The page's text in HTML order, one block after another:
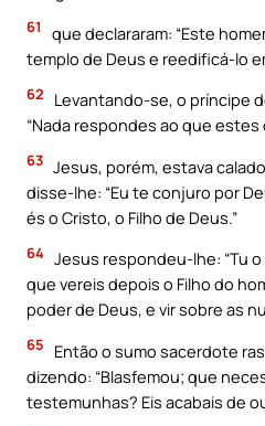
61
que declararam: “Este
templo de Deus e reedificá-lo
62
Levantando-se, o príncipe
“Nada respondes ao que
63 Jesus, porém, estava
disse-lhe: “Eu te conjuro por
és o Cristo, o Filho de Deus.”
64 Jesus respondeu-lhe: “Tu
que vereis depois o Filho do
poder de Deus, e vir sobre as
65
Então o sumo sacerdote
dizendo: “Blasfemou; que
testemunhas? Eis acabais de